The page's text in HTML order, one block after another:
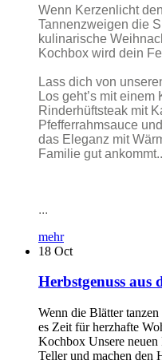
Wenn Kerzenlicht
Tannenzweigen die
kulinarische
Kochbox wird dein
Lass dich von
Los geht’s mit
Rinderhüftsteak mit
Pfefferrahmsauce
das Eleganz mit
Familie gut
...
mehr
18 Oct
Herbstgenuss aus
Wenn die Blätter
es Zeit für herzhafte
Kochbox Unsere neuen
Teller und machen den